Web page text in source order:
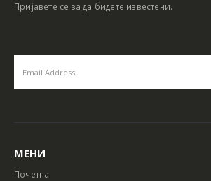
Пријавете се за да бидете известени.
МЕНИ
Почетна